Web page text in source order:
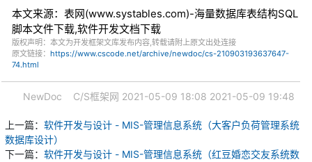
本文来源：表网(www.systables.com)-海量数据库表结构SQL
脚本文件下载,软件开发文档下载
版权声明：本文为开发框架文库发布内容,转载请附上原文出处连接
原文链接： https://www.cscode.net/archive/newdoc/cs-210903193637647-
74.html
NewDoc C/S框架网 2021-05-09 18:08 2021-05-09 19:48
上一篇： 软件开发与设计 - MIS-管理信息系统（大客户负荷管理系统
数据库设计）
下一篇： 软件开发与设计 - MIS-管理信息系统（红豆婚恋交友系统数